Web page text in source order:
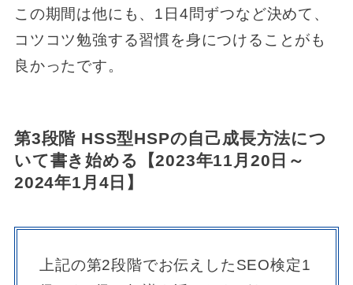
この期間は他にも、1日4問ずつなど決めて、
コツコツ勉強する習慣を身につけることがも
良かったです。
第3段階 HSS型HSPの自己成長方法につ
いて書き始める【2023年11月20日～
2024年1月4日】
上記の第2段階でお伝えしたSEO検定1